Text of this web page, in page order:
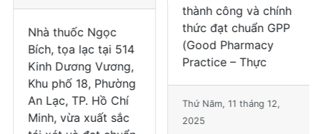
Nhà thuốc Ngọc
Bích, tọa lạc tại 514
Kinh Dương Vương,
Khu phố 18, Phường
An Lạc, TP. Hồ Chí
Minh, vừa xuất sắc
Chúng tôi hân hạnh
thông báo rằng Nhà
Thuốc Minh Phát 2,
tọa lạc tại 209-209A
Trần Văn Đang,
Phường Nhiêu Lộc,